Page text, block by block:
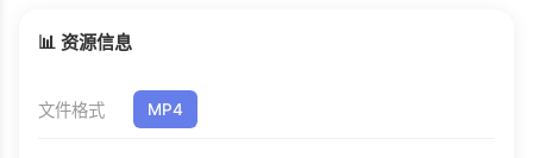
📊 资源信息
文件格式 MP4